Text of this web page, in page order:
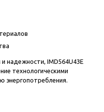
надежности, IMD564U43E
технологическими
энергопотребления.